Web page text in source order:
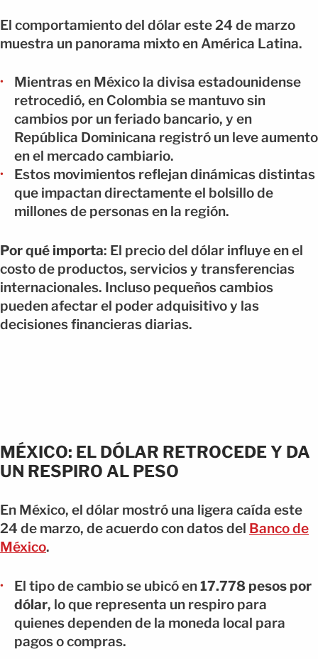
El comportamiento del dólar este 24 de marzo
muestra un panorama mixto en América Latina.
Mientras en México la divisa estadounidense
retrocedió, en Colombia se mantuvo sin
cambios por un feriado bancario, y en
República Dominicana registró un leve aumento
en el mercado cambiario.
Estos movimientos reflejan dinámicas distintas
que impactan directamente el bolsillo de
millones de personas en la región.
Por qué importa: El precio del dólar influye en el
costo de productos, servicios y transferencias
internacionales. Incluso pequeños cambios
pueden afectar el poder adquisitivo y las
decisiones financieras diarias.
MÉXICO: EL DÓLAR RETROCEDE Y DA
UN RESPIRO AL PESO
En México, el dólar mostró una ligera caída este
24 de marzo, de acuerdo con datos del Banco de
México.
El tipo de cambio se ubicó en17.778 pesos por
dólar, lo que representa un respiro para
quienes dependen de la moneda local para
pagos o compras.